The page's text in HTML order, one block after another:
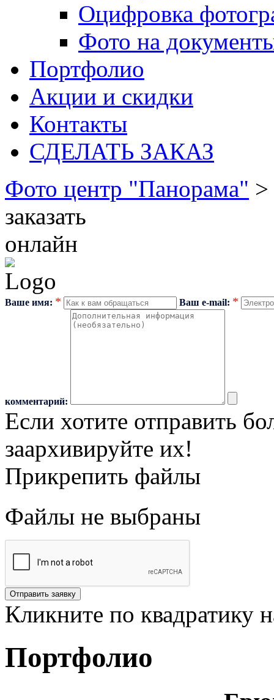
Оцифровка
Фото на
Портфолио
Акции и скидки
Контакты
СДЕЛАТЬ ЗАКАЗ
Фото центр "Панорама" >
заказать
онлайн
Ваше имя: * Ваш e-mail: *
комментарий:
Если хотите отправить
заархивируйте их!
Прикрепить файлы
Файлы не выбраны
Кликните по квадратику
Портфолио